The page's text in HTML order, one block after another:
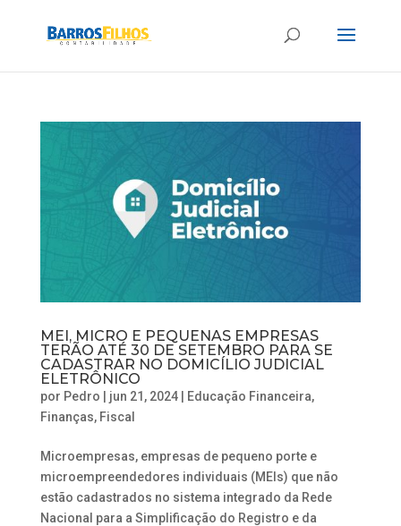
MEI, MICRO E PEQUENAS EMPRESAS
TERÃO ATÉ 30 DE SETEMBRO PARA SE
CADASTRAR NO DOMICÍLIO JUDICIAL
ELETRÔNICO
por Pedro | jun 21, 2024| Educação Financeira,
Finanças, Fiscal
Microempresas, empresas de pequeno porte e
microempreendedores individuais (MEIs) que não
estão cadastrados no sistema integrado da Rede
Nacional para a Simplificação do Registro e da